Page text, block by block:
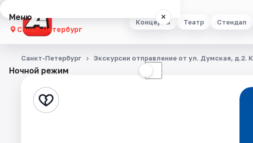
Концерты Театр Стендап
Меню ×
Санкт-Петербург
Концерты
Стендап
Ночной режим ☾
Санкт-Петербург Экскурсии отправление от ул. Думская, д.2.